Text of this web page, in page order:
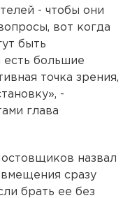
- чтобы они
вот когда
быть
большие
точка зрения,
-
глава
назвал
сразу
брать ее без